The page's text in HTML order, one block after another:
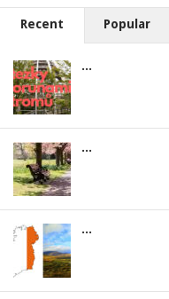
Recent Popular
...
...
...